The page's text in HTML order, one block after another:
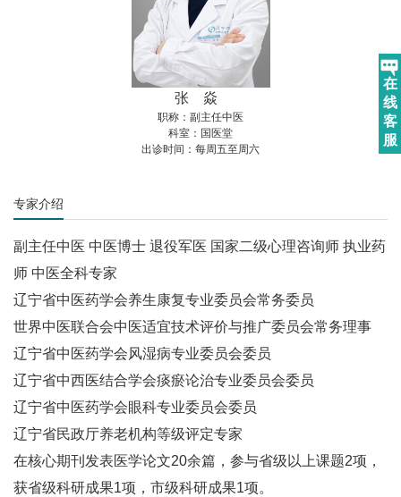
张 焱
职称：副主任中医
科室：国医堂
出诊时间：每周五至周六
专家介绍
副主任中医 中医博士 退役军医 国家二级心理咨询师 执业药
师 中医全科专家
辽宁省中医药学会养生康复专业委员会常务委员
世界中医联合会中医适宜技术评价与推广委员会常务理事
辽宁省中医药学会风湿病专业委员会委员
辽宁省中西医结合学会痰瘀论治专业委员会委员
辽宁省中医药学会眼科专业委员会委员
辽宁省民政厅养老机构等级评定专家
在核心期刊发表医学论文20余篇，参与省级以上课题2项，
获省级科研成果1项，市级科研成果1项。
在
线
客
服